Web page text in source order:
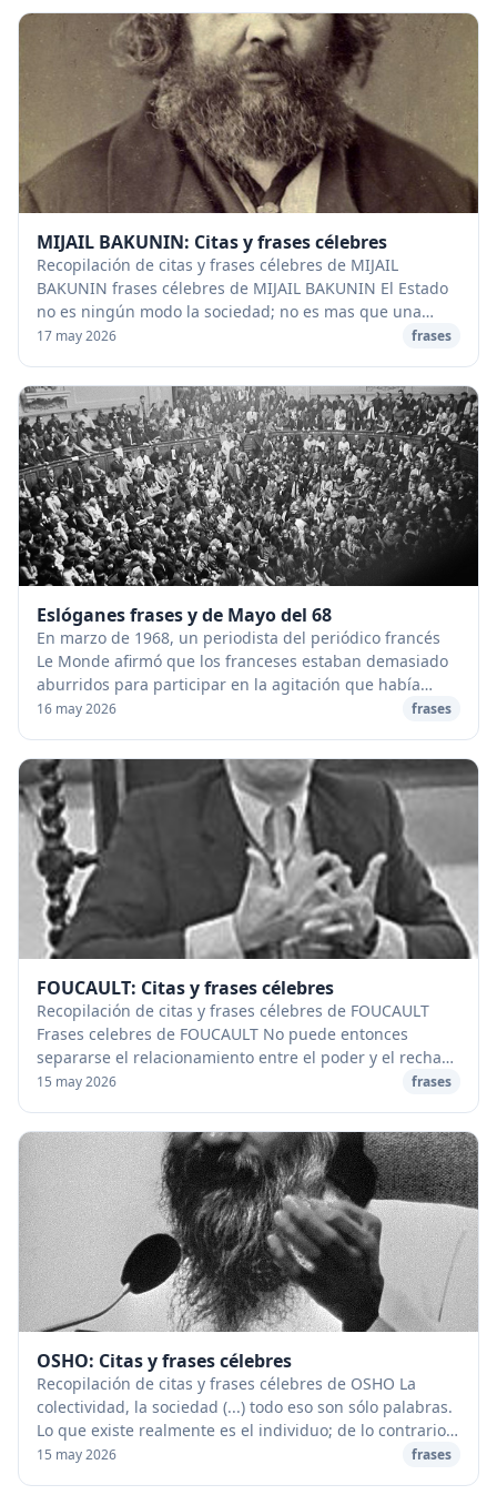
MIJAIL BAKUNIN: Citas y frases célebres
Recopilación de citas y frases célebres de MIJAIL
BAKUNIN frases célebres de MIJAIL BAKUNIN El Estado
no es ningún modo la sociedad; no es mas que una
forma histórica tan brutal como abstracta. Ha nac...
17 may 2026 frases
Eslóganes frases y de Mayo del 68
En marzo de 1968, un periodista del periódico francés
Le Monde afirmó que los franceses estaban demasiado
aburridos para participar en la agitación que había
comenzado a arrasar otros países ese año. ...
16 may 2026 frases
FOUCAULT: Citas y frases célebres
Recopilación de citas y frases célebres de FOUCAULT
Frases celebres de FOUCAULT No puede entonces
separarse el relacionamiento entre el poder y el rechazo
de la libertad a someterse. El problema cruci...
15 may 2026 frases
OSHO: Citas y frases célebres
Recopilación de citas y frases célebres de OSHO La
colectividad, la sociedad (...) todo eso son sólo palabras.
Lo que existe realmente es el individuo; de lo contrario,
habrá un problema (...) La cole...
15 may 2026 frases